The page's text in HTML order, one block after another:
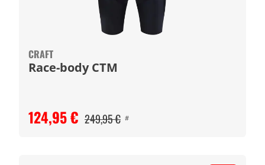
CRAFT
Race-body CTM
124,95 € 249,95 € #